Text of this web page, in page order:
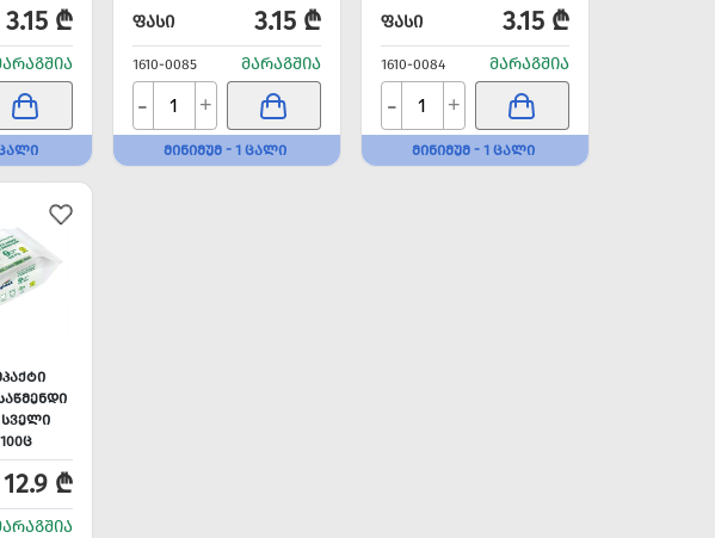
3.15 ₾
ᲪᲐᲚᲘ
ᲤᲐᲡᲘ 3.15 ₾
1610-0085 ᲛᲐᲠᲐᲒᲨᲘᲐ
- +
ᲛᲘᲜᲘᲛᲣᲛ - 1 ᲪᲐᲚᲘ
ᲤᲐᲡᲘ 3.15 ₾
1610-0084 ᲛᲐᲠᲐᲒᲨᲘᲐ
- +
ᲛᲘᲜᲘᲛᲣᲛ - 1 ᲪᲐᲚᲘ
12.9 ₾